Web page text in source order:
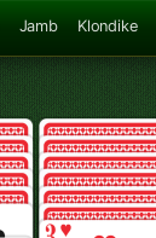
Jamb Klondike